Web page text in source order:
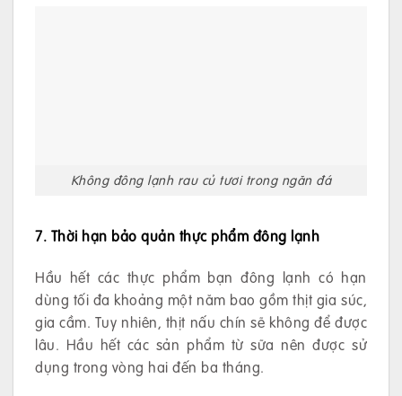
Không đông lạnh rau củ tươi trong ngăn đá
7. Thời hạn bảo quản thực phẩm đông lạnh
Hầu hết các thực phẩm bạn đông lạnh có hạn
dùng tối đa khoảng một năm bao gồm thịt gia súc,
gia cầm. Tuy nhiên, thịt nấu chín sẽ không để được
lâu. Hầu hết các sản phẩm từ sữa nên được sử
dụng trong vòng hai đến ba tháng.